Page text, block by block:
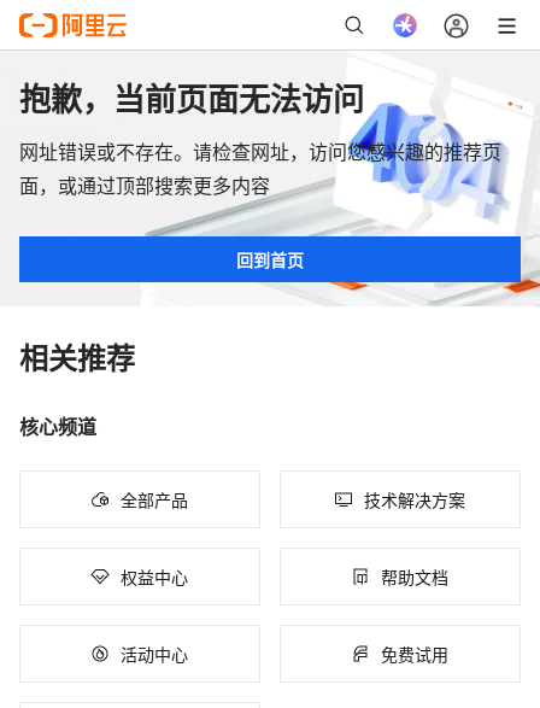
抱歉，当前页面无法访问
网址错误或不存在。请检查网址，访问您感兴趣的推荐页
面，或通过顶部搜索更多内容
回到首页
相关推荐
核心频道
全部产品 技术解决方案
权益中心 帮助文档
活动中心 免费试用